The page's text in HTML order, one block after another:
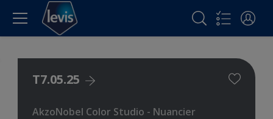
T7.05.25
AkzoNobel Color Studio - Nuancier